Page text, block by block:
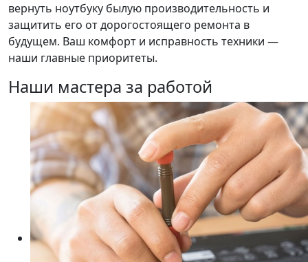
вернуть ноутбуку былую производительность и
защитить его от дорогостоящего ремонта в
будущем. Ваш комфорт и исправность техники —
наши главные приоритеты.
Наши мастера за работой